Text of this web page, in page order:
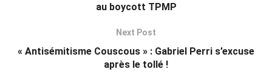
au boycott TPMP
Next Post
« Antisémitisme Couscous » : Gabriel Perri s’excuse
après le tollé !